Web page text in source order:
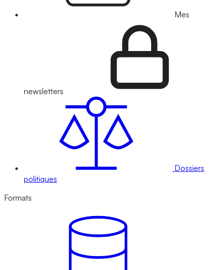
Mes
newsletters
Dossiers
politiques
Formats